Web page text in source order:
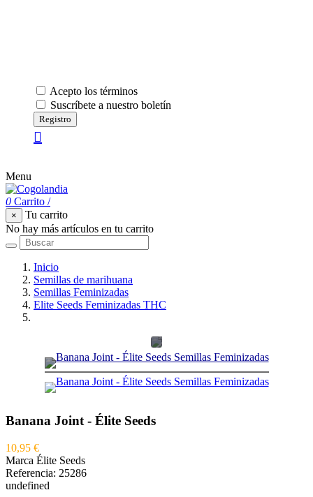
Acepto los términos
Suscríbete a nuestro boletín
Registro
Menu
0 Carrito /
×
Tu carrito
No hay más artículos en tu carrito
Inicio
Semillas de marihuana
Semillas Feminizadas
Elite Seeds Feminizadas THC
Banana Joint - Élite Seeds
10,95 €
Marca Élite Seeds
Referencia: 25286
undefined